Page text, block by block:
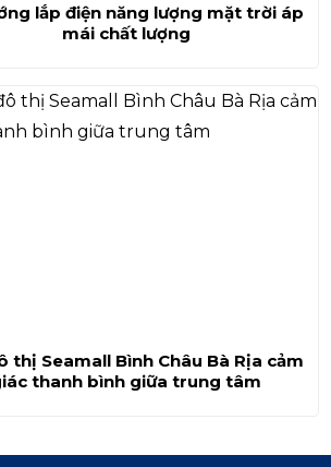
lắp điện năng lượng mặt trời áp
mái chất lượng
thị Seamall Bình Châu Bà Rịa cảm
thanh bình giữa trung tâm